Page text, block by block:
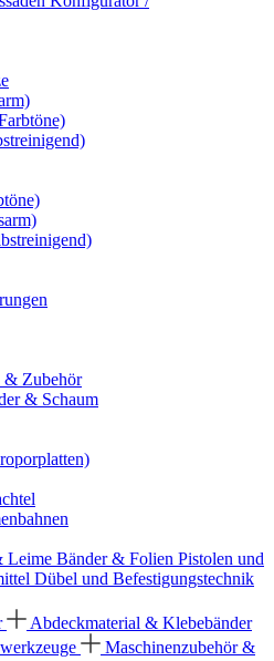
& Zubehör
& Schaum
Leime Bänder & Folien Pistolen und
Dübel und Befestigungstechnik
Abdeckmaterial & Klebebänder
Maschinenzubehör &